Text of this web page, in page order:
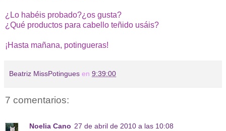
¿Lo habéis probado?¿os gusta?
¿Qué productos para cabello teñido usáis?
¡Hasta mañana, potingueras!
Beatriz MissPotingues en 9:39:00
7 comentarios:
Noelia Cano 27 de abril de 2010 a las 10:08